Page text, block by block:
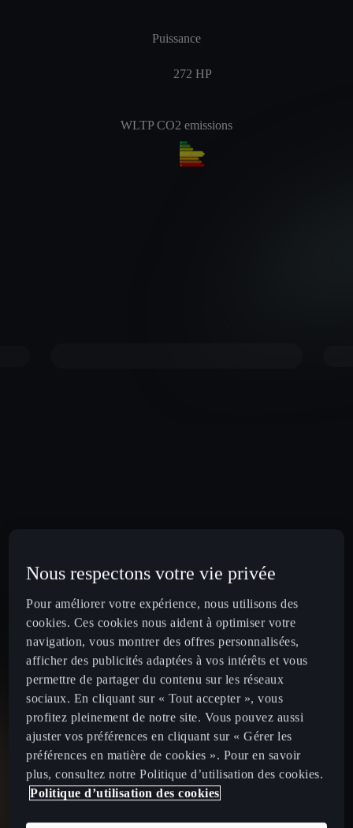
Puissance
272 HP
WLTP CO2 emissions
Nous respectons votre vie privée
Pour améliorer votre expérience, nous utilisons des
cookies. Ces cookies nous aident à optimiser votre
navigation, vous montrer des offres personnalisées,
afficher des publicités adaptées à vos intérêts et vous
permettre de partager du contenu sur les réseaux
sociaux. En cliquant sur « Tout accepter », vous
profitez pleinement de notre site. Vous pouvez aussi
ajuster vos préférences en cliquant sur « Gérer les
préférences en matière de cookies ». Pour en savoir
plus, consultez notre Politique d’utilisation des cookies.
Politique d’utilisation des cookies